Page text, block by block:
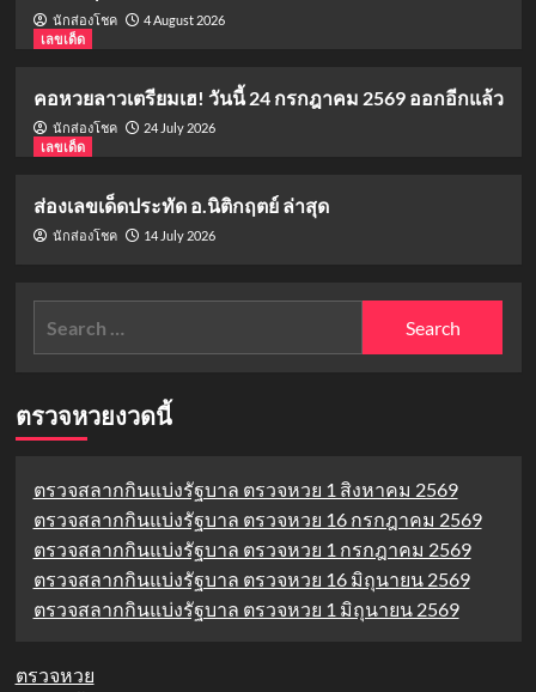
นักส่องโชค
4 August 2026
เลขเด็ด
คอหวยลาวเตรียมเฮ! วันนี้ 24 กรกฎาคม 2569 ออกอีกแล้ว
นักส่องโชค
24 July 2026
เลขเด็ด
ส่องเลขเด็ดประทัด อ.นิติกฤตย์ ล่าสุด
นักส่องโชค 14 July 2026
ตรวจหวยงวดนี้
ตรวจสลากกินแบ่งรัฐบาล ตรวจหวย 1 สิงหาคม 2569
ตรวจสลากกินแบ่งรัฐบาล ตรวจหวย 16 กรกฎาคม 2569
ตรวจสลากกินแบ่งรัฐบาล ตรวจหวย 1 กรกฎาคม 2569
ตรวจสลากกินแบ่งรัฐบาล ตรวจหวย 16 มิถุนายน 2569
ตรวจสลากกินแบ่งรัฐบาล ตรวจหวย 1 มิถุนายน 2569
ตรวจหวย